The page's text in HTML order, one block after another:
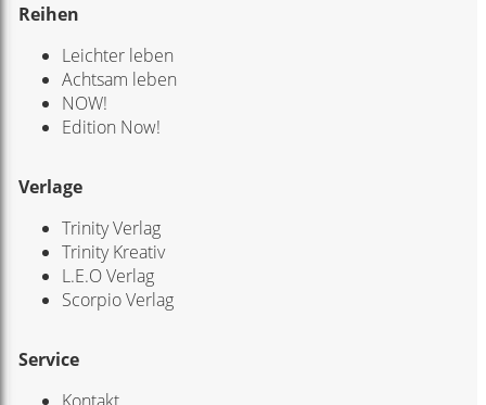
Reihen
Leichter leben
Achtsam leben
NOW!
Edition Now!
Verlage
Trinity Verlag
Trinity Kreativ
L.E.O Verlag
Scorpio Verlag
Service